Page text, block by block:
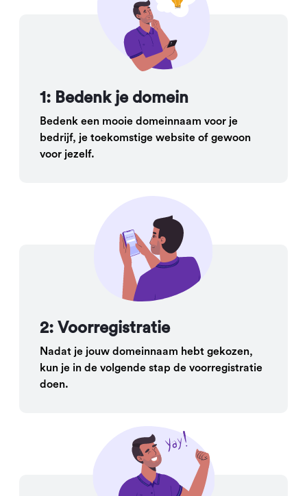
1: Bedenk je domein
Bedenk een mooie domeinnaam voor je
bedrijf, je toekomstige website of gewoon
voor jezelf.
2: Voorregistratie
Nadat je jouw domeinnaam hebt gekozen,
kun je in de volgende stap de voorregistratie
doen.